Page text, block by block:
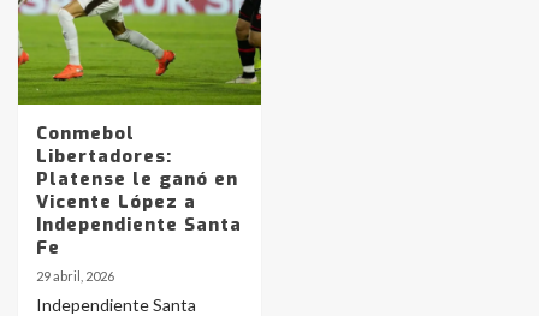
Conmebol
Libertadores:
Platense le ganó en
Vicente López a
Independiente Santa
Fe
29 abril, 2026
Independiente Santa
Identidad de los adolescentes
pampeanos que fueron
protagonistas del fatal accidente
4
Accidente en Ruta 5: falleció un
joven de Trenque Lauquen